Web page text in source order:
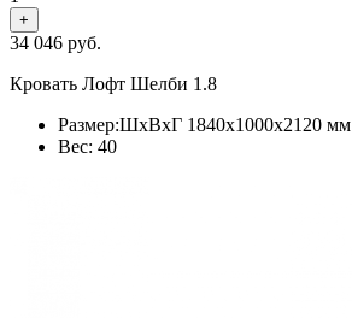
+
34 046 руб.
Кровать Лофт Шелби 1.8
Размер:ШхВхГ 1840x1000x2120 мм
Вес: 40